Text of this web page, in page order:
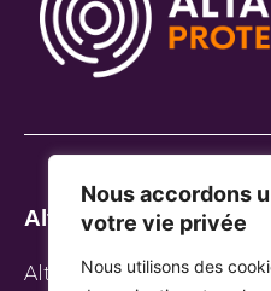
Nous accordons
votre vie privée
Nous utilisons des
Altanis Protect
Altanis Protect, c’est